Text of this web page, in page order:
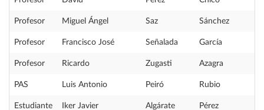
Profesor Miguel Ángel Saz Sánchez
Profesor Francisco José Señalada García
Profesor Ricardo Zugasti Azagra
PAS Luis Antonio Peiró Rubio
Estudiante Iker Javier Algárate Pérez